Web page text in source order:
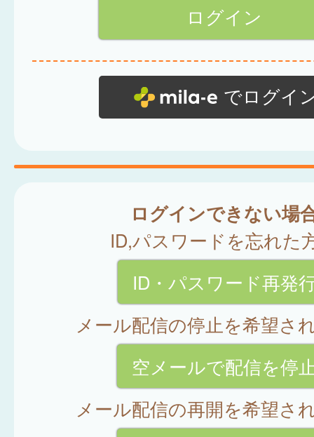
でログイ
ログインできない場
ID,パスワードを忘れた
ID・パスワード再発
メール配信の停止を希望さ
空メールで配信を停
メール配信の再開を希望さ